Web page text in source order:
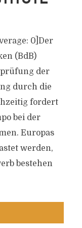
0]Der
(BdB)
der
durch die
fordert
bei der
Europas
werden,
bestehen